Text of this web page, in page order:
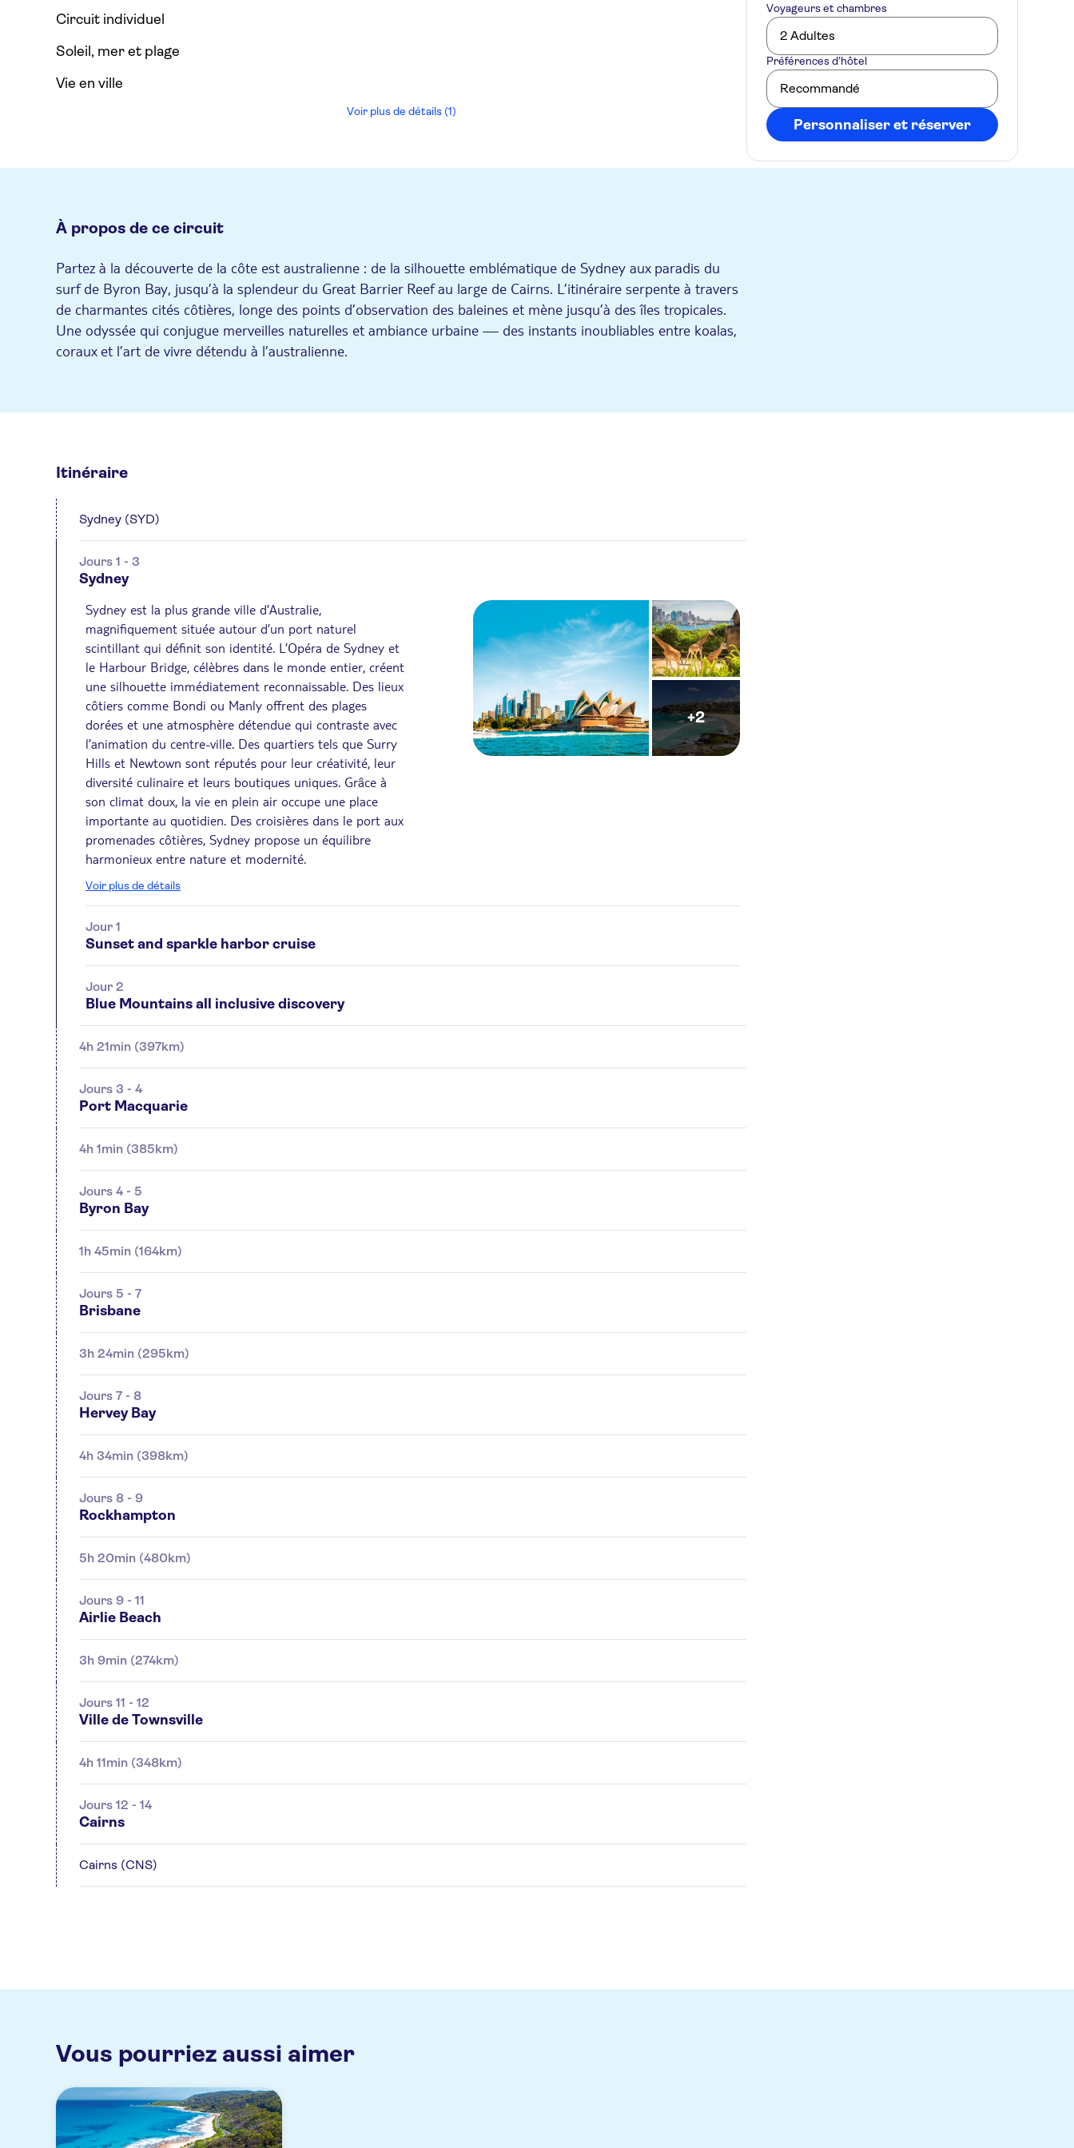
Circuit individuel
Soleil, mer et plage
Vie en ville
Voir plus de détails (1)
À propos de ce circuit
Partez à la découverte de la côte est australienne : de la silhouette emblématique de Sydney aux paradis du
surf de Byron Bay, jusqu’à la splendeur du Great Barrier Reef au large de Cairns. L’itinéraire serpente à travers
de charmantes cités côtières, longe des points d’observation des baleines et mène jusqu’à des îles tropicales.
Une odyssée qui conjugue merveilles naturelles et ambiance urbaine — des instants inoubliables entre koalas,
coraux et l’art de vivre détendu à l’australienne.
Itinéraire
Sydney (SYD)
Jours 1 - 3
Sydney
Sydney est la plus grande ville d’Australie,
magnifiquement située autour d’un port naturel
scintillant qui définit son identité. L’Opéra de Sydney et
le Harbour Bridge, célèbres dans le monde entier, créent
une silhouette immédiatement reconnaissable. Des lieux
côtiers comme Bondi ou Manly offrent des plages
dorées et une atmosphère détendue qui contraste avec
l’animation du centre-ville. Des quartiers tels que Surry
Hills et Newtown sont réputés pour leur créativité, leur
diversité culinaire et leurs boutiques uniques. Grâce à
son climat doux, la vie en plein air occupe une place
importante au quotidien. Des croisières dans le port aux
promenades côtières, Sydney propose un équilibre
harmonieux entre nature et modernité.
Voir plus de détails
+2
Jour 1
Sunset and sparkle harbor cruise
Jour 2
Blue Mountains all inclusive discovery
4h 21min (397km)
Jours 3 - 4
Port Macquarie
4h 1min (385km)
Jours 4 - 5
Byron Bay
1h 45min (164km)
Jours 5 - 7
Brisbane
3h 24min (295km)
Jours 7 - 8
Hervey Bay
4h 34min (398km)
Jours 8 - 9
Rockhampton
5h 20min (480km)
Jours 9 - 11
Airlie Beach
3h 9min (274km)
Jours 11 - 12
Ville de Townsville
4h 11min (348km)
Jours 12 - 14
Cairns
Cairns (CNS)
Voyageurs et chambres
2 Adultes
Préférences d’hôtel
Recommandé
Personnaliser et réserver
Vous pourriez aussi aimer